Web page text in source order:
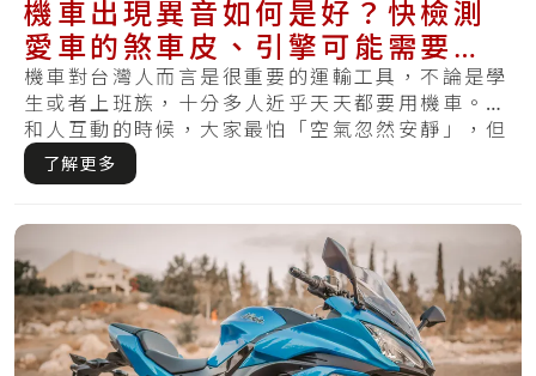
機車出現異音如何是好？快檢測
愛車的煞車皮、引擎可能需要維
修！
機車對台灣人而言是很重要的運輸工具，不論是學
生或者上班族，十分多人近乎天天都要用機車。在
和人互動的時候，大家最怕「空氣忽然安靜」，但
是在.....
了解更多